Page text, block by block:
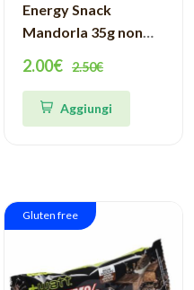
Energy Snack
Mandorla 35g non
2.00€ 2.50€
Aggiungi
Gluten free